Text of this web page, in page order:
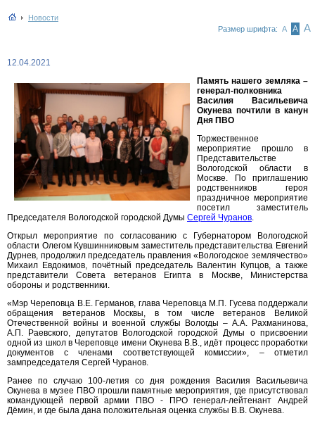
Новости
Размер шрифта: А А А
12.04.2021
Память нашего земляка –
генерал-полковника
Василия Васильевича
Окунева почтили в канун
Дня ПВО
Торжественное
мероприятие прошло в
Представительстве
Вологодской области в
Москве. По приглашению
родственников героя
праздничное мероприятие
посетил заместитель
Председателя Вологодской городской Думы Сергей Чуранов.
Открыл мероприятие по согласованию с Губернатором Вологодской
области Олегом Кувшинниковым заместитель представительства Евгений
Дурнев, продолжил председатель правления «Вологодское землячество»
Михаил Евдокимов, почётный председатель Валентин Купцов, а также
представители Совета ветеранов Египта в Москве, Министерства
обороны и родственники.
«Мэр Череповца В.Е. Германов, глава Череповца М.П. Гусева поддержали
обращения ветеранов Москвы, в том числе ветеранов Великой
Отечественной войны и военной службы Вологды – А.А. Рахманинова,
А.П. Раевского, депутатов Вологодской городской Думы о присвоении
одной из школ в Череповце имени Окунева В.В., идёт процесс проработки
документов с членами соответствующей комиссии», – отметил
зампредседателя Сергей Чуранов.
Ранее по случаю 100-летия со дня рождения Василия Васильевича
Окунева в музее ПВО прошли памятные мероприятия, где присутствовал
командующей первой армии ПВО - ПРО генерал-лейтенант Андрей
Дёмин, и где была дана положительная оценка службы В.В. Окунева.